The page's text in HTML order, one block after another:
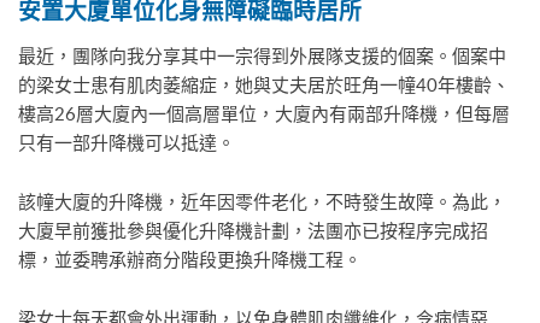
安置大廈單位化身無障礙臨時居所
最近，團隊向我分享其中一宗得到外展隊支援的個案。個案中
的梁女士患有肌肉萎縮症，她與丈夫居於旺角一幢40年樓齡、
樓高26層大廈內一個高層單位，大廈內有兩部升降機，但每層
只有一部升降機可以抵達。
該幢大廈的升降機，近年因零件老化，不時發生故障。為此，
大廈早前獲批參與優化升降機計劃，法團亦已按程序完成招
標，並委聘承辦商分階段更換升降機工程。